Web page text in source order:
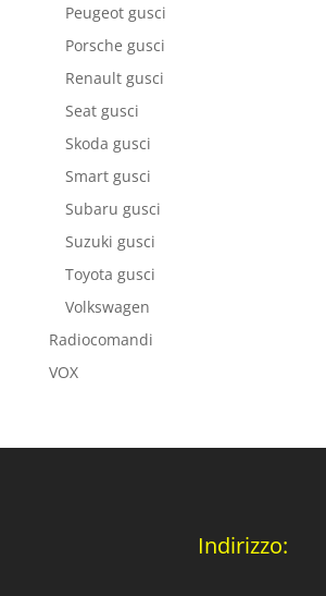
Peugeot gusci
Porsche gusci
Renault gusci
Seat gusci
Skoda gusci
Smart gusci
Subaru gusci
Suzuki gusci
Toyota gusci
Volkswagen
Radiocomandi
VOX
Indirizzo: